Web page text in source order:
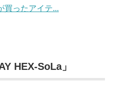
買ったアイテ...
HEX-SoLa」